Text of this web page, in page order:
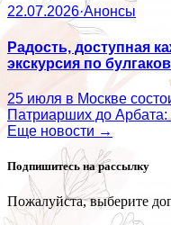
22.07.2026·Анонсы
Радость, доступная
экскурсия по
25 июля в Москве
Патриарших до Арбата:
Еще новости →
Подпишитесь на рассылку
Пожалуйста, выберите